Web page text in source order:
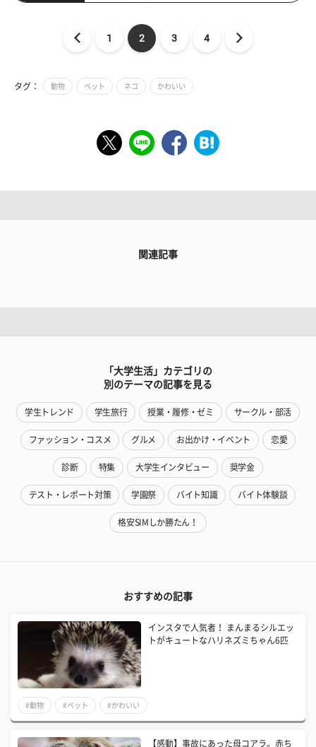
1 2 3 4
タグ： 動物 ペット ネコ かわいい
関連記事
「大学生活」カテゴリの
別のテーマの記事を見る
学生トレンド 学生旅行 授業・履修・ゼミ サークル・部活
ファッション・コスメ グルメ お出かけ・イベント 恋愛
診断 特集 大学生インタビュー 奨学金
テスト・レポート対策 学園祭 バイト知識 バイト体験談
格安SIMしか勝たん！
おすすめの記事
インスタで人気者！ まんまるシルエッ
トがキュートなハリネズミちゃん6匹
#動物 #ペット #かわいい
【感動】事故にあった母コアラ。赤ち